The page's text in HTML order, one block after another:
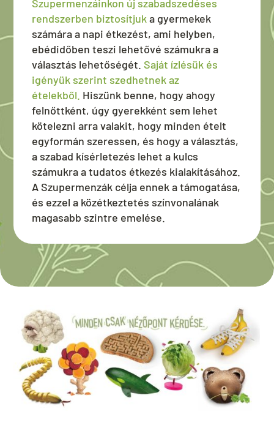
Szupermenzáinkon új szabadszedéses
rendszerben biztosítjuka gyermekek
számára a napi étkezést, ami helyben,
ebédidőben teszi lehetővé számukra a
választás lehetőségét.Saját ízlésük és
igényük szerint szedhetnek az
ételekből. Hiszünk benne, hogy ahogy
felnőttként, úgy gyerekként sem lehet
kötelezni arra valakit, hogy minden ételt
egyformán szeressen, és hogy a választás,
a szabad kísérletezés lehet a kulcs
számukra a tudatos étkezés kialakításához.
A Szupermenzák célja ennek a támogatása,
és ezzel a közétkeztetés színvonalának
magasabb szintre emelése.